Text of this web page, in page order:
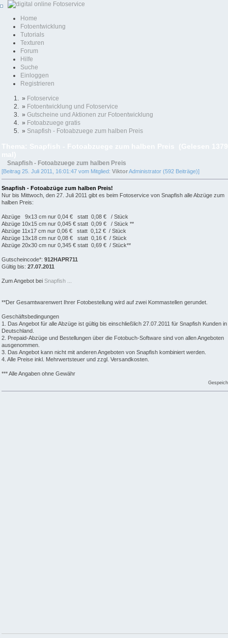
Home
Fotoentwicklung
Tutorials
Texturen
Forum
Hilfe
Suche
Einloggen
Registrieren
» Fotoservice
» Fotoentwicklung und Fotoservice
» Gutscheine und Aktionen zur Fotoentwicklung
» Fotoabzuege gratis
» Snapfish - Fotoabzuege zum halben Preis
Snapfish - Fotoabzuege zum halben Preis
[Beitrag 25. Juli 2011, 16:01:47 vom Mitglied: ViktorAdministrator (592 Beiträge)]
Snapfish - Fotoabzüge zum halben Preis!
Nur bis Mittwoch, den 27. Juli 2011 gibt es beim Fotoservice von Snapfish alle Abzüge zum
halben Preis:
Abzüge 9x13 cm nur 0,04 € statt 0,08 € / Stück
Abzüge 10x15 cm nur 0,045 € statt 0,09 € / Stück **
Abzüge 11x17 cm nur 0,06 € statt 0,12 € / Stück
Abzüge 13x18 cm nur 0,08 € statt 0,16 € / Stück
Abzüge 20x30 cm nur 0,345 € statt 0,69 € / Stück**
Gutscheincode*: 912HAPR711
Gültig bis: 27.07.2011
Zum Angebot bei Snapfish ...
**Der Gesamtwarenwert Ihrer Fotobestellung wird auf zwei Kommastellen gerundet.
Geschäftsbedingungen
1. Das Angebot für alle Abzüge ist gültig bis einschließlich 27.07.2011 für Snapfish Kunden in
Deutschland.
2. Prepaid-Abzüge und Bestellungen über die Fotobuch-Software sind von allen Angeboten
ausgenommen.
3. Das Angebot kann nicht mit anderen Angeboten von Snapfish kombiniert werden.
4. Alle Preise inkl. Mehrwertsteuer und zzgl. Versandkosten.
*** Alle Angaben ohne Gewähr